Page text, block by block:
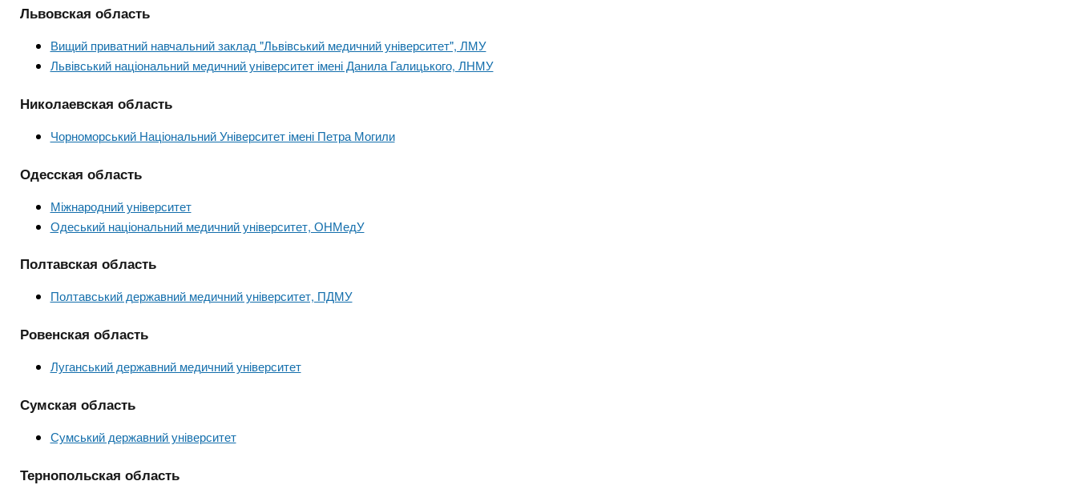
Львовская область
Вищий приватний навчальний заклад "Львівський медичний університет", ЛМУ
Львівський національний медичний університет імені Данила Галицького, ЛНМУ
Николаевская область
Чорноморський Національний Університет імені Петра Могили
Одесская область
Міжнародний університет
Одеський національний медичний університет, ОНМедУ
Полтавская область
Полтавський державний медичний університет, ПДМУ
Ровенская область
Луганський державний медичний університет
Сумская область
Сумський державний університет
Тернопольская область